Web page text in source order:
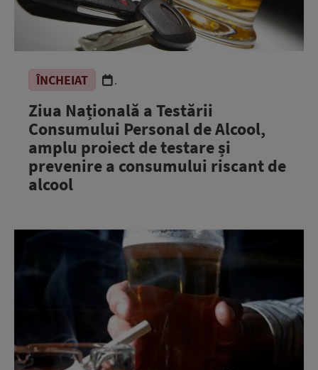
ÎNCHEIAT .
Ziua Națională a Testării
Consumului Personal de Alcool,
amplu proiect de testare și
prevenire a consumului riscant de
alcool